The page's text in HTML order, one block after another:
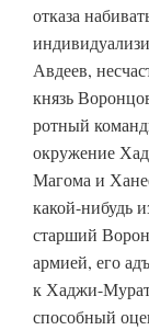
отказа
Авдеев,
князь
ротный
окружение
Магома и
какой-нибудь
старший
армией, его
к Хаджи-
способный